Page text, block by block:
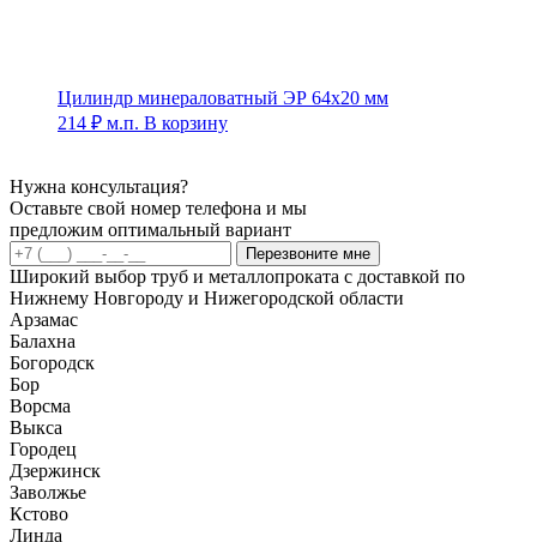
Цилиндр минераловатный ЭР 64х20 мм
214 ₽ м.п. В корзину
Нужна консультация?
Оставьте свой номер телефона и мы
предложим оптимальный вариант
Перезвоните мне
Широкий выбор труб и металлопроката с доставкой по
Нижнему Новгороду и Нижегородской области
Арзамас
Балахна
Богородск
Бор
Ворсма
Выкса
Городец
Дзержинск
Заволжье
Кстово
Линда